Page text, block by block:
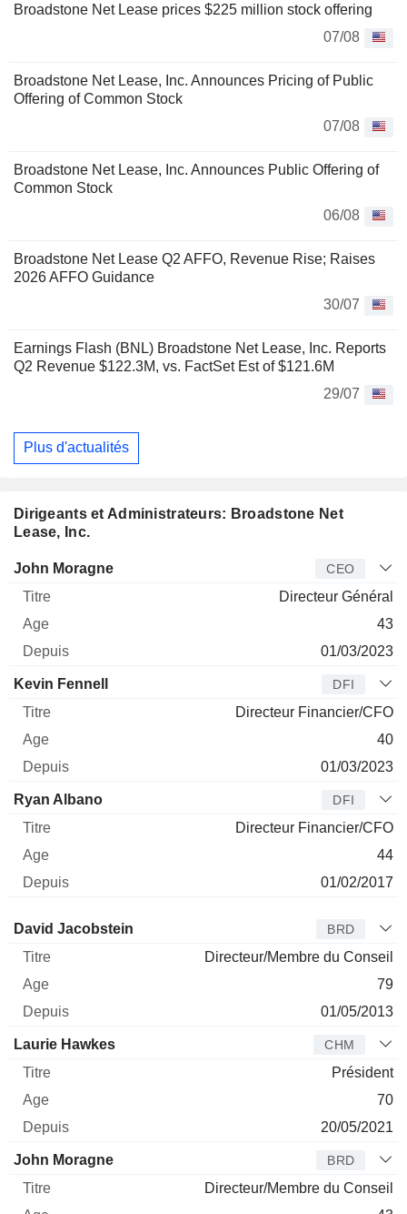
Broadstone Net Lease prices $225 million stock offering
07/08
Broadstone Net Lease, Inc. Announces Pricing of Public
Offering of Common Stock
07/08
Broadstone Net Lease, Inc. Announces Public Offering of
Common Stock
06/08
Broadstone Net Lease Q2 AFFO, Revenue Rise; Raises
2026 AFFO Guidance
30/07
Earnings Flash (BNL) Broadstone Net Lease, Inc. Reports
Q2 Revenue $122.3M, vs. FactSet Est of $121.6M
29/07
Plus d'actualités
Dirigeants et Administrateurs: Broadstone Net
Lease, Inc.
Dirigeant Titre
John Moragne CEO
Directeur Général
43
01/03/2023
Kevin Fennell DFI
Directeur Financier/CFO
40
01/03/2023
Ryan Albano DFI
Directeur Financier/CFO
44
01/02/2017
Administrateur Titre
David Jacobstein BRD
Directeur/Membre du Conseil
79
01/05/2013
Laurie Hawkes CHM
Président
70
20/05/2021
John Moragne BRD
Directeur/Membre du Conseil